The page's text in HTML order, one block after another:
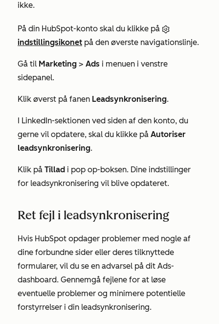
ikke.
På din HubSpot-konto skal du klikke på
indstillingsikonet på den øverste navigationslinje.
Gå til Marketing > Ads i menuen i venstre
sidepanel.
Klik øverst på fanen Leadsynkronisering.
I LinkedIn-sektionen ved siden af den konto, du
gerne vil opdatere, skal du klikke på Autoriser
leadsynkronisering.
Klik på Tillad i pop op-boksen. Dine indstillinger
for leadsynkronisering vil blive opdateret.
Ret fejl i leadsynkronisering
Hvis HubSpot opdager problemer med nogle af
dine forbundne sider eller deres tilknyttede
formularer, vil du se en advarsel på dit Ads-
dashboard. Gennemgå fejlene for at løse
eventuelle problemer og minimere potentielle
forstyrrelser i din leadsynkronisering.